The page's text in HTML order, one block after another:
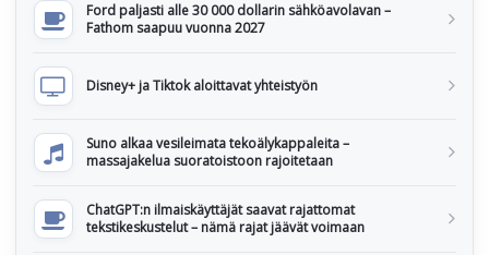
Ford paljasti alle 30 000 dollarin sähköavolavan –
Fathom saapuu vuonna 2027
Disney+ ja Tiktok aloittavat yhteistyön
Suno alkaa vesileimata tekoälykappaleita –
massajakelua suoratoistoon rajoitetaan
ChatGPT:n ilmaiskäyttäjät saavat rajattomat
tekstikeskustelut – nämä rajat jäävät voimaan